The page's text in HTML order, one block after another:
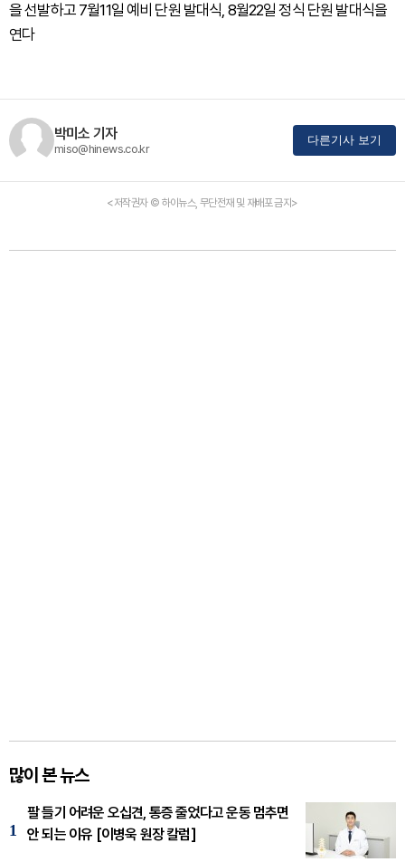
을 선발하고 7월11일 예비 단원 발대식, 8월22일 정식 단원 발대식을
연다
박미소 기자
miso@hinews.co.kr
다른기사 보기
<저작권자 © 하이뉴스, 무단전재 및 재배포 금지>
많이 본 뉴스
1
팔 들기 어려운 오십견, 통증 줄었다고 운동 멈추면
안 되는 이유 [이병욱 원장 칼럼]